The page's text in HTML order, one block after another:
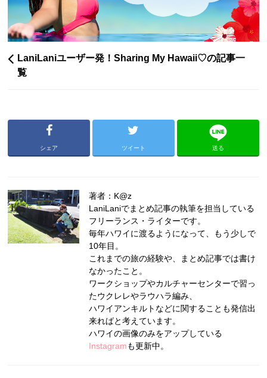
LaniLaniユーザー発！Sharing My Hawaii♡の記事一
覧
シェア ツイート 送る
著者：K@z
LaniLaniでまとめ記事の執筆を担当している
フリーランス・ライターです。
毎年ハワイに渡るようになって、もう少しで
10年目。
これまでの旅の経験や、まとめ記事では書け
なかったこと。
ワークショップやカルチャーセンターで習っ
たウクレレやラウハラ編み、
ハワイアンキルトなどに関することも発信出
来ればと考えています。
ハワイの画像のみをアップしている
Instagramも更新中。